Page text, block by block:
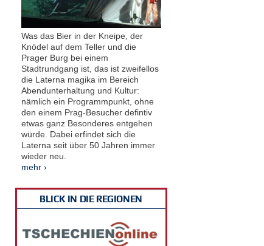
Was das Bier in der Kneipe, der
Knödel auf dem Teller und die
Prager Burg bei einem
Stadtrundgang ist, das ist zweifellos
die Laterna magika im Bereich
Abendunterhaltung und Kultur:
nämlich ein Programmpunkt, ohne
den einem Prag-Besucher defintiv
etwas ganz Besonderes entgehen
würde. Dabei erfindet sich die
Laterna seit über 50 Jahren immer
wieder neu.
mehr ›
BLICK IN DIE REGIONEN